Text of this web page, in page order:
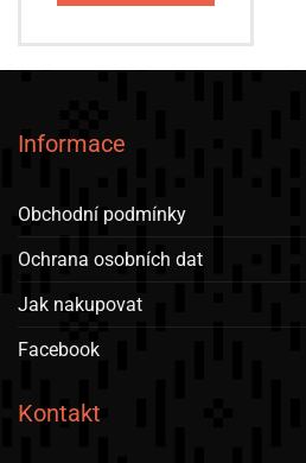
Informace
Obchodní podmínky
Ochrana osobních dat
Jak nakupovat
Facebook
Kontakt